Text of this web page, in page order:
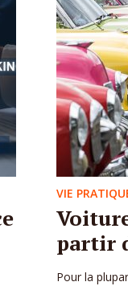
VIE
partir
Pour la